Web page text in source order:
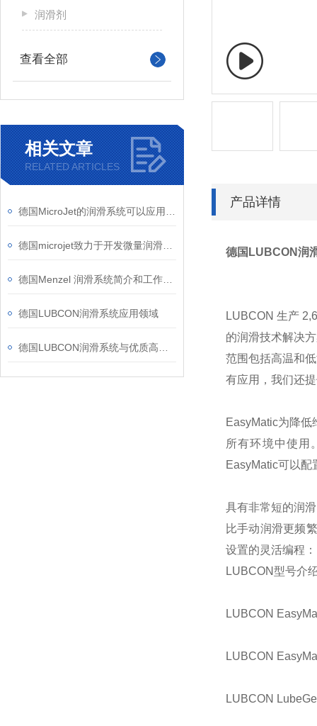
润滑剂
查看全部
相关文章
RELATED ARTICLES
德国LUBCON润滑系统应用领域
产品详情
德国LUBCON润
LUBCON 生产
的润滑技术解决
范围包括高温和
有应用，我们还
EasyMatic为降
所有环境中使用
EasyMatic可以配
具有非常短的润
比手动润滑更频
设置的灵活编程
LUBCON型号介
LUBCON
LUBCON
LUBCON